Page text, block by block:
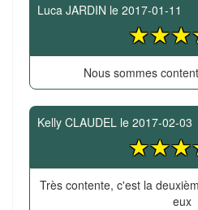
Luca JARDIN le 2017-01-11
Nous sommes
Kelly CLAUDEL le 2017-02-03
Très contente, c'est la
eux